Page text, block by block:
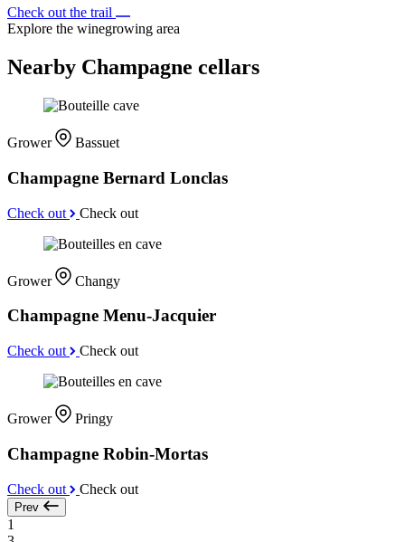
Check out the trail
Explore the winegrowing area
Nearby Champagne cellars
Grower Bassuet
Champagne Bernard Lonclas
Check out Check out
Grower Changy
Champagne Menu-Jacquier
Check out Check out
Grower Pringy
Champagne Robin-Mortas
Check out Check out
Prev
1